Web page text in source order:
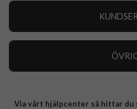
Integritetspolicy
Via vårt hjälpcenter så hittar du